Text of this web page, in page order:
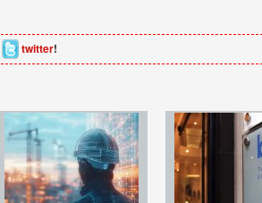
twitter!